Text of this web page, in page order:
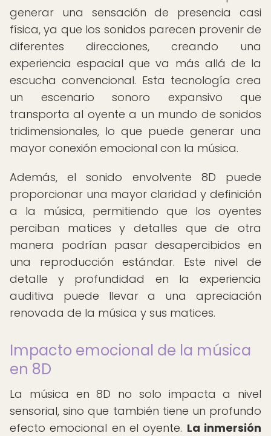
generar una sensación de presencia casi
física, ya que los sonidos parecen provenir de
diferentes direcciones, creando una
experiencia espacial que va más allá de la
escucha convencional. Esta tecnología crea
un escenario sonoro expansivo que
transporta al oyente a un mundo de sonidos
tridimensionales, lo que puede generar una
mayor conexión emocional con la música.
Además, el sonido envolvente 8D puede
proporcionar una mayor claridad y definición
a la música, permitiendo que los oyentes
perciban matices y detalles que de otra
manera podrían pasar desapercibidos en
una reproducción estándar. Este nivel de
detalle y profundidad en la experiencia
auditiva puede llevar a una apreciación
renovada de la música y sus matices.
Impacto emocional de la música
en 8D
La música en 8D no solo impacta a nivel
sensorial, sino que también tiene un profundo
efecto emocional en el oyente. La inmersión